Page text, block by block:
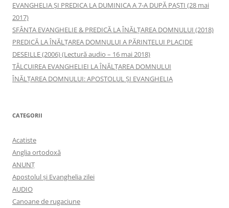
EVANGHELIA ȘI PREDICA LA DUMINICA A 7-A DUPĂ PAȘTI (28 mai
2017)
SFÂNTA EVANGHELIE & PREDICĂ LA ÎNĂLŢAREA DOMNULUI (2018)
PREDICĂ LA ÎNĂLŢAREA DOMNULUI A PĂRINTELUI PLACIDE
DESEILLE (2006) (Lectură audio – 16 mai 2018)
TÂLCUIREA EVANGHELIEI LA ÎNĂLŢAREA DOMNULUI
ÎNĂLŢAREA DOMNULUI: APOSTOLUL ȘI EVANGHELIA
CATEGORII
Acatiste
Anglia ortodoxă
ANUNŢ
Apostolul şi Evanghelia zilei
AUDIO
Canoane de rugaciune